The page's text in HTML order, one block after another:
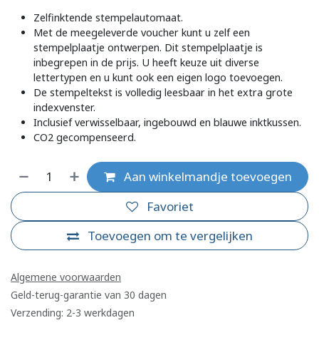
Zelfinktende stempelautomaat.
Met de meegeleverde voucher kunt u zelf een
stempelplaatje ontwerpen. Dit stempelplaatje is
inbegrepen in de prijs. U heeft keuze uit diverse
lettertypen en u kunt ook een eigen logo toevoegen.
De stempeltekst is volledig leesbaar in het extra grote
indexvenster.
Inclusief verwisselbaar, ingebouwd en blauwe inktkussen.
CO2 gecompenseerd.
Aan winkelmandje toevoegen
Toevoegen om te vergelijken
Favoriet
Algemene voorwaarden
Geld-terug-garantie van 30 dagen
Verzending: 2-3 werkdagen